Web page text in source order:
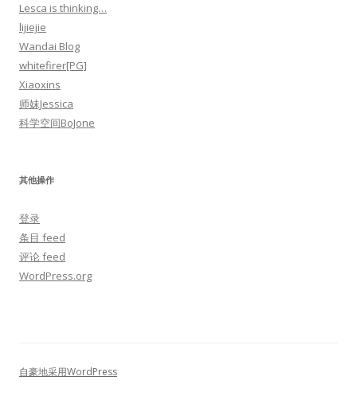
Lesca is thinking…
lijiejie
Wandai Blog
whitefirer[PG]
Xiaoxins
师妹Jessica
科学空间BoJone
其他操作
登录
条目 feed
评论 feed
WordPress.org
自豪地采用WordPress